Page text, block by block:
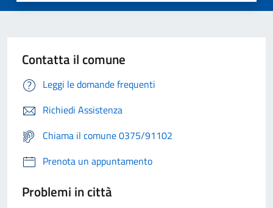
Contatta il comune
Leggi le domande frequenti
Richiedi Assistenza
Chiama il comune 0375/91102
Prenota un appuntamento
Problemi in città